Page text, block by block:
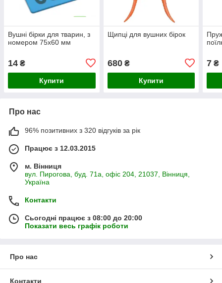
Вушні бірки для тварин, з
номером 75х60 мм
14 ₴
Купити
Щипці для вушних бірок
680₴
Купити
7 ₴
Про нас
96% позитивних з 320 відгуків за рік
Працює з 12.03.2015
м. Вінниця
вул. Пирогова, буд. 71а, офіс 204, 21037, Вінниця,
Україна
Контакти
Сьогодні працює з 08:00 до 20:00
Показати весь графік роботи
Про нас
Контакти